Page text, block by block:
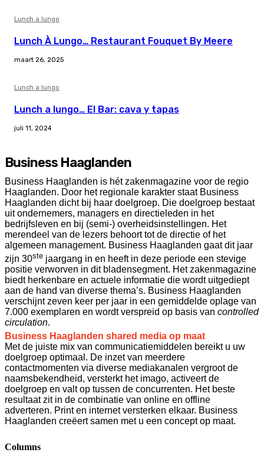
Lunch a lungo
Lunch À Lungo… Restaurant Fouquet By Meere
maart 26, 2025
Lunch a lungo
Lunch a lungo… El Bar: cava y tapas
juli 11, 2024
Business Haaglanden
Business Haaglanden is hét zakenmagazine voor de regio
Haaglanden. Door het regionale karakter staat Business
Haaglanden dicht bij haar doelgroep. Die doelgroep bestaat
uit ondernemers, managers en directieleden in het
bedrijfsleven en bij (semi-) overheidsinstellingen. Het
merendeel van de lezers behoort tot de directie of het
algemeen management. Business Haaglanden gaat dit jaar
zijn 30ste jaargang in en heeft in deze periode een stevige
positie verworven in dit bladensegment. Het zakenmagazine
biedt herkenbare en actuele informatie die wordt uitgediept
aan de hand van diverse thema’s. Business Haaglanden
verschijnt zeven keer per jaar in een gemiddelde oplage van
7.000 exemplaren en wordt verspreid op basis van controlled
circulation.
Business Haaglanden shared media op maat
Met de juiste mix van communicatiemiddelen bereikt u uw
doelgroep optimaal. De inzet van meerdere
contactmomenten via diverse mediakanalen vergroot de
naamsbekendheid, versterkt het imago, activeert de
doelgroep en valt op tussen de concurrenten. Het beste
resultaat zit in de combinatie van online en offline
adverteren. Print en internet versterken elkaar. Business
Haaglanden creëert samen met u een concept op maat.
Columns